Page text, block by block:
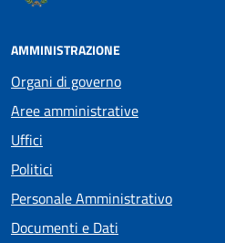
AMMINISTRAZIONE
Organi di governo
Aree amministrative
Uffici
Politici
Personale Amministrativo
Documenti e Dati